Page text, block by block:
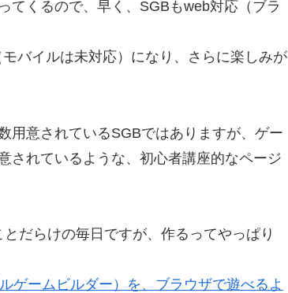
てくるので、早く、SGBもweb対応（ブラ
バイルは未対応）になり、さらに楽しみが
用意されているSGBではありますが、ゲー
されているような、初心者講座的なページ
だらけの毎日ですが、作るってやっぱり
ゲームビルダー）を、ブラウザで遊べるよ